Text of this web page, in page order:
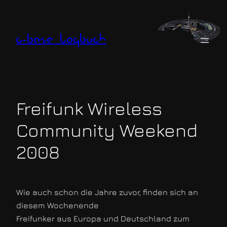
springen
c-base logbuch
Freifunk Wireless
Community Weekend
2008
Wie auch schon die Jahre zuvor, finden sich an
diesem Wochenende
Freifunker aus Europa und Deutschland zum